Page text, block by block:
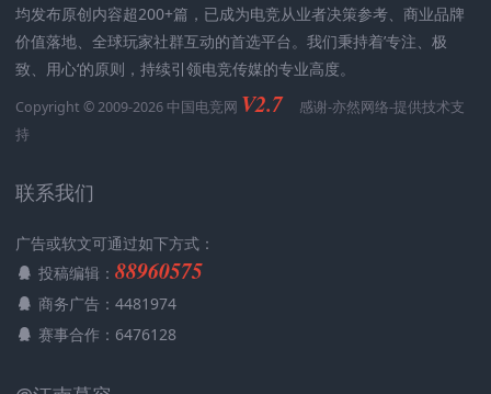
均发布原创内容超200+篇，已成为电竞从业者决策参考、商业品牌
价值落地、全球玩家社群互动的首选平台。我们秉持着’专注、极
致、用心‘的原则，持续引领电竞传媒的专业高度。
Copyright © 2009-2026 中国电竞网 V2.7 感谢-亦然网络-提供技术支
持
联系我们
广告或软文可通过如下方式：
投稿编辑： 88960575
商务广告：4481974
赛事合作：6476128